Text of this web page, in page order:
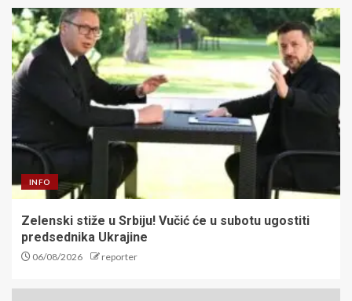
INFO
Zelenski stiže u Srbiju! Vučić će u subotu ugostiti
predsednika Ukrajine
06/08/2026 reporter